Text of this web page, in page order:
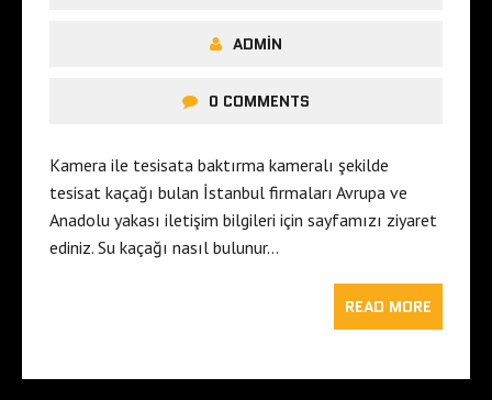
ADMIN
0 COMMENTS
Kamera ile tesisata baktırma kameralı şekilde
tesisat kaçağı bulan İstanbul firmaları Avrupa ve
Anadolu yakası iletişim bilgileri için sayfamızı ziyaret
ediniz. Su kaçağı nasıl bulunur…
READ MORE